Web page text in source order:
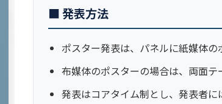
■ 発表方法
ポスター発表は、パネルに紙媒体
布媒体のポスターの場合は、両面テ
発表はコアタイム制とし、発表者